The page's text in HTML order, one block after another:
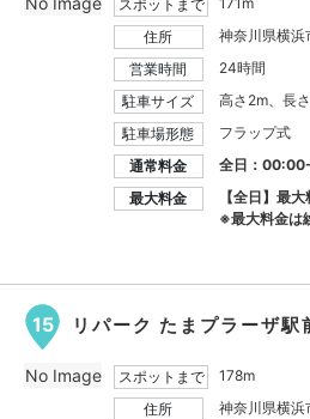
スポットまで
住所
神奈川県横浜
営業時間
24時間
駐車サイズ
高さ2m、長
駐車場形態
フラップ式
通常料金
全日：
最大料金
【全日】最
※最大料金は
15 リパーク たまプラーザ駅
スポットまで
178m
住所
神奈川県横浜
No Image